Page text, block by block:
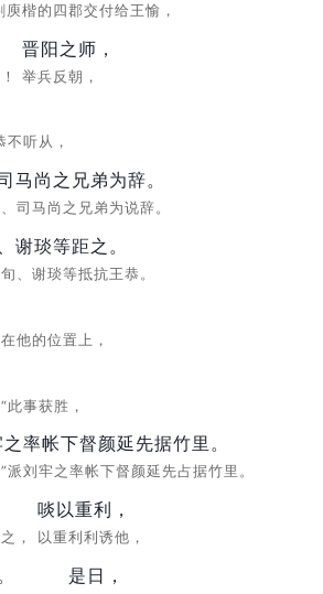
庾楷的四郡交付给王愉，
晋阳之师，
举兵反朝，
不听从，
马尚之兄弟为辞。
司马尚之兄弟为说辞。
谢琰等距之。
、谢琰等抵抗王恭。
他的位置上，
此事获胜，
率帐下督颜延先据竹里。
派刘牢之率帐下督颜延先占据竹里。
，
啖以重利，
以重利利诱他，
是日，